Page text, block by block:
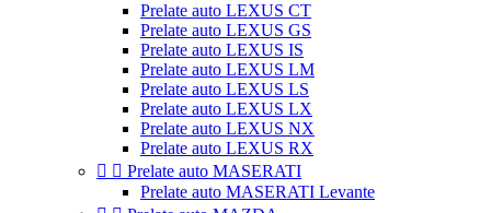
Prelate auto LEXUS CT
Prelate auto LEXUS GS
Prelate auto LEXUS IS
Prelate auto LEXUS LM
Prelate auto LEXUS LS
Prelate auto LEXUS LX
Prelate auto LEXUS NX
Prelate auto LEXUS RX
  Prelate auto MASERATI
Prelate auto MASERATI Levante